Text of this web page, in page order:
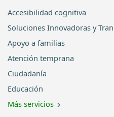
Accesibilidad cognitiva
Soluciones Innovadoras y
Apoyo a familias
Atención temprana
Ciudadanía
Educación
Más servicios